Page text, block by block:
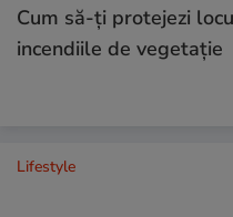
Cum să-ți protejezi
incendiile de vegetație
Lifestyle